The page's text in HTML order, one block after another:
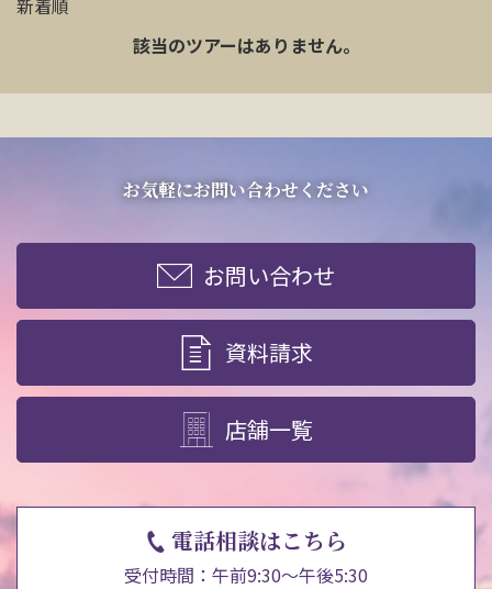
新着順
該当のツアーはありません。
お気軽にお問い合わせください
お問い合わせ
資料請求
店舗一覧
電話相談はこちら
受付時間：午前9:30～午後5:30